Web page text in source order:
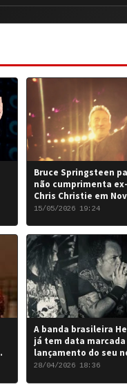
Bruce Springsteen
não cumprimenta
Chris Christie em
15/05/2026 19:24
A banda brasileira
já tem data marcada
lançamento do seu
“Rise of the
28/04/2026 18:36